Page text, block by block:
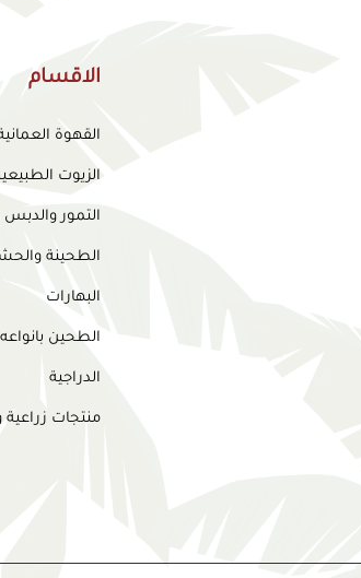
الاقسام
القهوة
الزيوت
التمور والدبس
الطحينة
البهارات
الطحين بانواعه
الدراجية
منتجات